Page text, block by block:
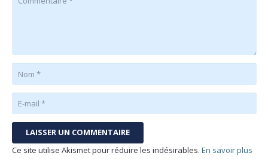
LAISSER UN COMMENTAIRE
Ce site utilise Akismet pour réduire les indésirables. En savoir plus